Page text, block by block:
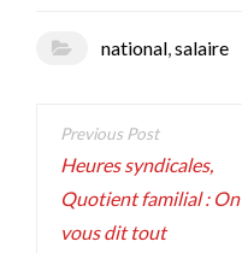
national, salaire
Navigation
de
l’article
Heures syndicales,
Quotient familial : On
vous dit tout